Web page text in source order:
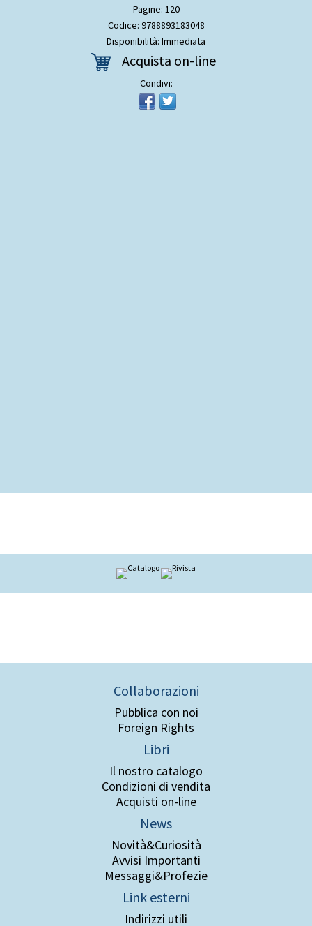
Pagine: 120
Codice: 9788893183048
Disponibilità: Immediata
Acquista on-line
Condivi:
Collaborazioni
Pubblica con noi
Foreign Rights
Libri
Il nostro catalogo
Condizioni di vendita
Acquisti on-line
News
Novità&Curiosità
Avvisi Importanti
Messaggi&Profezie
Link esterni
Indirizzi utili